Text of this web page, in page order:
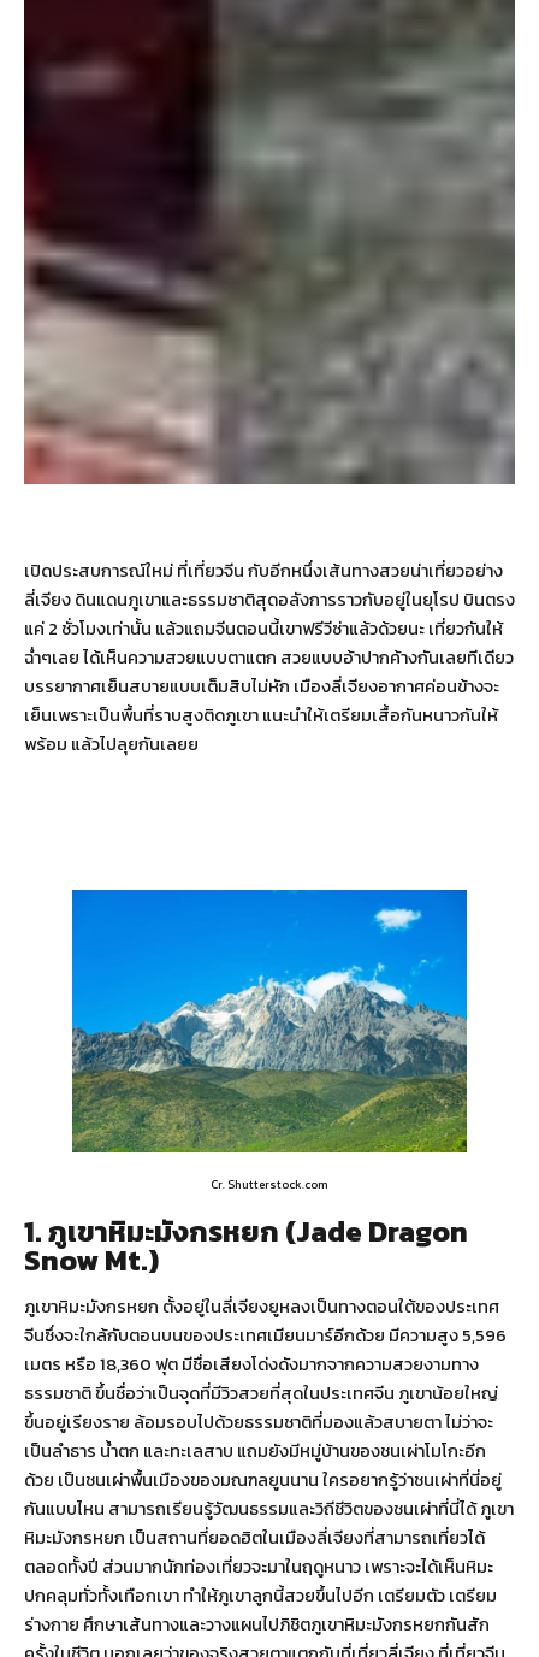
เปิดประสบการณ์ใหม่ ที่เที่ยวจีน กับอีกหนึ่งเส้นทางสวยน่าเที่ยวอย่าง
ลี่เจียง ดินแดนภูเขาและธรรมชาติสุดอลังการราวกับอยู่ในยุโรป บินตรง
แค่ 2 ชั่วโมงเท่านั้น แล้วแถมจีนตอนนี้เขาฟรีวีซ่าแล้วด้วยนะ เที่ยวกันให้
ฉ่ำๆเลย ได้เห็นความสวยแบบตาแตก สวยแบบอ้าปากค้างกันเลยทีเดียว
บรรยากาศเย็นสบายแบบเต็มสิบไม่หัก เมืองลี่เจียงอากาศค่อนข้างจะ
เย็นเพราะเป็นพื้นที่ราบสูงติดภูเขา แนะนำให้เตรียมเสื้อกันหนาวกันให้
พร้อม แล้วไปลุยกันเลยย
Cr. Shutterstock.com
1. ภูเขาหิมะมังกรหยก (Jade Dragon
Snow Mt.)
ภูเขาหิมะมังกรหยก ตั้งอยู่ในลี่เจียงยูหลงเป็นทางตอนใต้ของประเทศ
จีนซึ่งจะใกล้กับตอนบนของประเทศเมียนมาร์อีกด้วย มีความสูง 5,596
เมตร หรือ 18,360 ฟุต มีชื่อเสียงโด่งดังมากจากความสวยงามทาง
ธรรมชาติ ขึ้นชื่อว่าเป็นจุดที่มีวิวสวยที่สุดในประเทศจีน ภูเขาน้อยใหญ่
ขึ้นอยู่เรียงราย ล้อมรอบไปด้วยธรรมชาติที่มองแล้วสบายตา ไม่ว่าจะ
เป็นลำธาร น้ำตก และทะเลสาบ แถมยังมีหมู่บ้านของชนเผ่าโมโกะอีก
ด้วย เป็นชนเผ่าพื้นเมืองของมณฑลยูนนาน ใครอยากรู้ว่าชนเผ่าที่นี่อยู่
กันแบบไหน สามารถเรียนรู้วัฒนธรรมและวิถีชีวิตของชนเผ่าที่นี่ได้ ภูเขา
หิมะมังกรหยก เป็นสถานที่ยอดฮิตในเมืองลี่เจียงที่สามารถเที่ยวได้
ตลอดทั้งปี ส่วนมากนักท่องเที่ยวจะมาในฤดูหนาว เพราะจะได้เห็นหิมะ
ปกคลุมทั่วทั้งเทือกเขา ทำให้ภูเขาลูกนี้สวยขึ้นไปอีก เตรียมตัว เตรียม
ร่างกาย ศึกษาเส้นทางและวางแผนไปภิชิตภูเขาหิมะมังกรหยกกันสัก